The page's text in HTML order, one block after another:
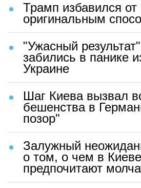
Трамп избавился
оригинальным
"Ужасный
забились в панике
Украине
Шаг Киева вызвал
бешенства в
позор"
Залужный
о том, о чем в Киеве
предпочитают